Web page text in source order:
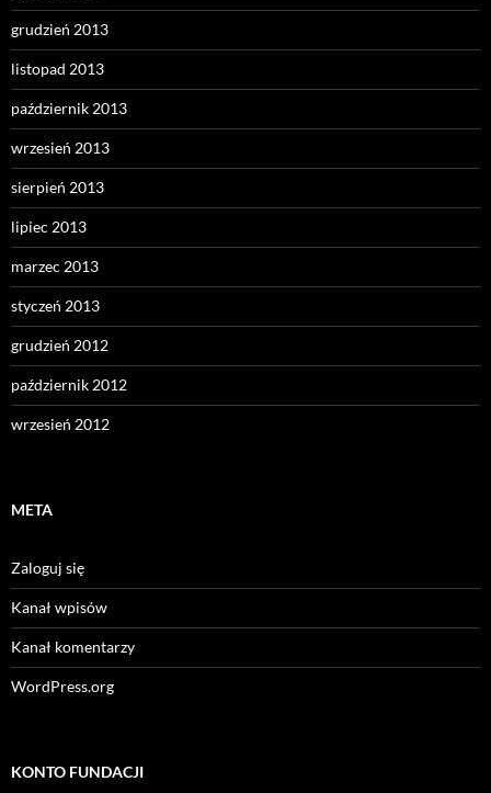
grudzień 2013
listopad 2013
październik 2013
wrzesień 2013
sierpień 2013
lipiec 2013
marzec 2013
styczeń 2013
grudzień 2012
październik 2012
wrzesień 2012
META
Zaloguj się
Kanał wpisów
Kanał komentarzy
WordPress.org
KONTO FUNDACJI